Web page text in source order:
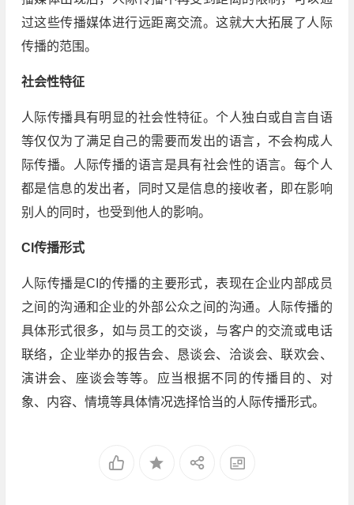
过这些传播媒体进行远距离交流。这就大大拓展了人际
传播的范围。
社会性特征
人际传播具有明显的社会性特征。个人独白或自言自语
等仅仅为了满足自己的需要而发出的语言，不会构成人
际传播。人际传播的语言是具有社会性的语言。每个人
都是信息的发出者，同时又是信息的接收者，即在影响
别人的同时，也受到他人的影响。
CI传播形式
人际传播是CI的传播的主要形式，表现在企业内部成员
之间的沟通和企业的外部公众之间的沟通。人际传播的
具体形式很多，如与员工的交谈，与客户的交流或电话
联络，企业举办的报告会、恳谈会、洽谈会、联欢会、
演讲会、座谈会等等。应当根据不同的传播目的、对
象、内容、情境等具体情况选择恰当的人际传播形式。